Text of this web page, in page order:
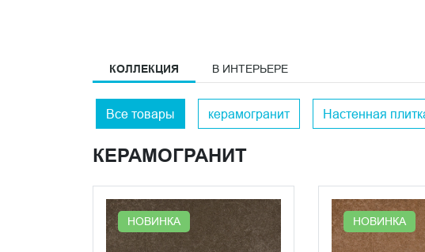
каждого из пяти оттенков фоновой плитки: объемный
свету. На фоне матовой поверхности этот эффект
КОЛЛЕКЦИЯ В ИНТЕРЬЕРЕ
Все товары керамогранит Настенная
КЕРАМОГРАНИТ
НОВИНКА НОВИНКА